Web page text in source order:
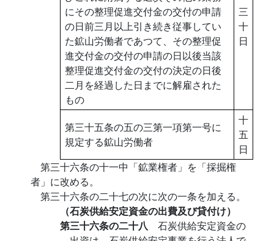
にその整理促進交付金の交付の申請
の日前三月以上引き続き従事してい
た鉱山労働者であつて、その整理促
進交付金の交付の申請の日以後当該
整理促進交付金の交付の決定の日後
二月を経過した日までに解雇された
もの
三
十
日
第三十五条の五の三第一項第一号に
規定する鉱山労働者
十
五
日
第三十六条の十一中「鉱業権者」を「採掘権
者」に改める。
第三十六条の二十七の次に次の一条を加える。
（石炭供給安定資金の出費及び貸付け）
第三十六条の二十八 石炭供給安定資金の